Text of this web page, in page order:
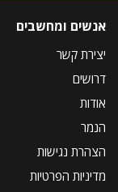
אנשים ומחשבים
יצירת קשר
דרושים
אודות
הנמר
הצהרת נגישות
מדיניות הפרטיות